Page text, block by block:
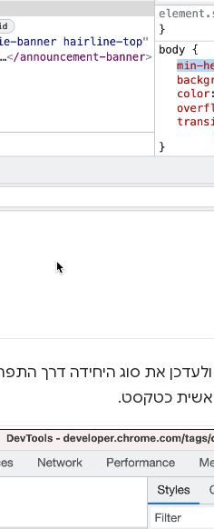
את סוג היחידה דרך
כטקסט.